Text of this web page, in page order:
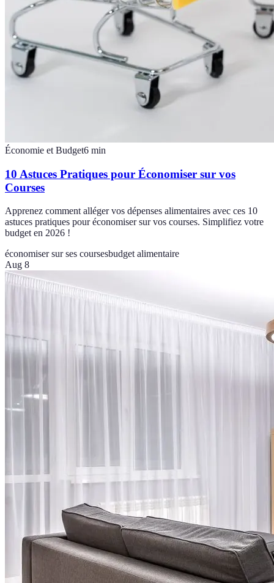
Économie et Budget6 min
10 Astuces Pratiques pour Économiser sur vos
Courses
Apprenez comment alléger vos dépenses alimentaires avec ces 10
astuces pratiques pour économiser sur vos courses. Simplifiez votre
budget en 2026 !
économiser sur ses coursesbudget alimentaire
Aug 8